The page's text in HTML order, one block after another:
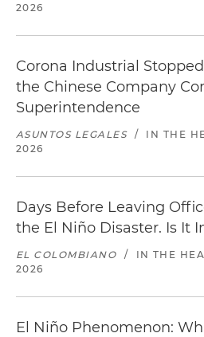
2026
Corona Industrial
the Chinese Company
Superintendence
ASUNTOS LEGALES / IN THE
2026
Days Before Leaving
the El Niño Disaster. Is It
EL COLOMBIANO / IN THE
2026
El Niño Phenomenon: